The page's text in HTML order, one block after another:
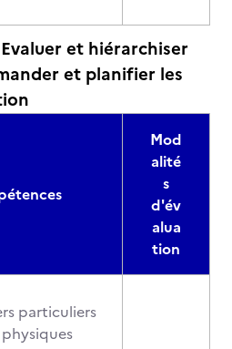
Evaluer et hiérarchiser
et planifier les
Mod
alité
s
d'év
alua
tion
particuliers